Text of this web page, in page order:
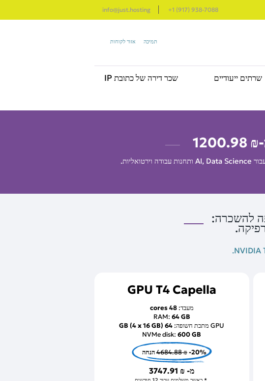
info@just.hosting +1 (917) 938-7088
תמיכה אזור לקוחות
שרתים ייעודיים שכר דירה של כתובת IP
1200.98 ₪
GPU T4 Capella
מעבד:48 cores
RAM: 64 GB
GPU מתכת חשופה:
64 GB (4 x 16 GB)
NVMe disk:600 GB
4684.88 ₪-20% הנחה
מ- 3747.91 ₪